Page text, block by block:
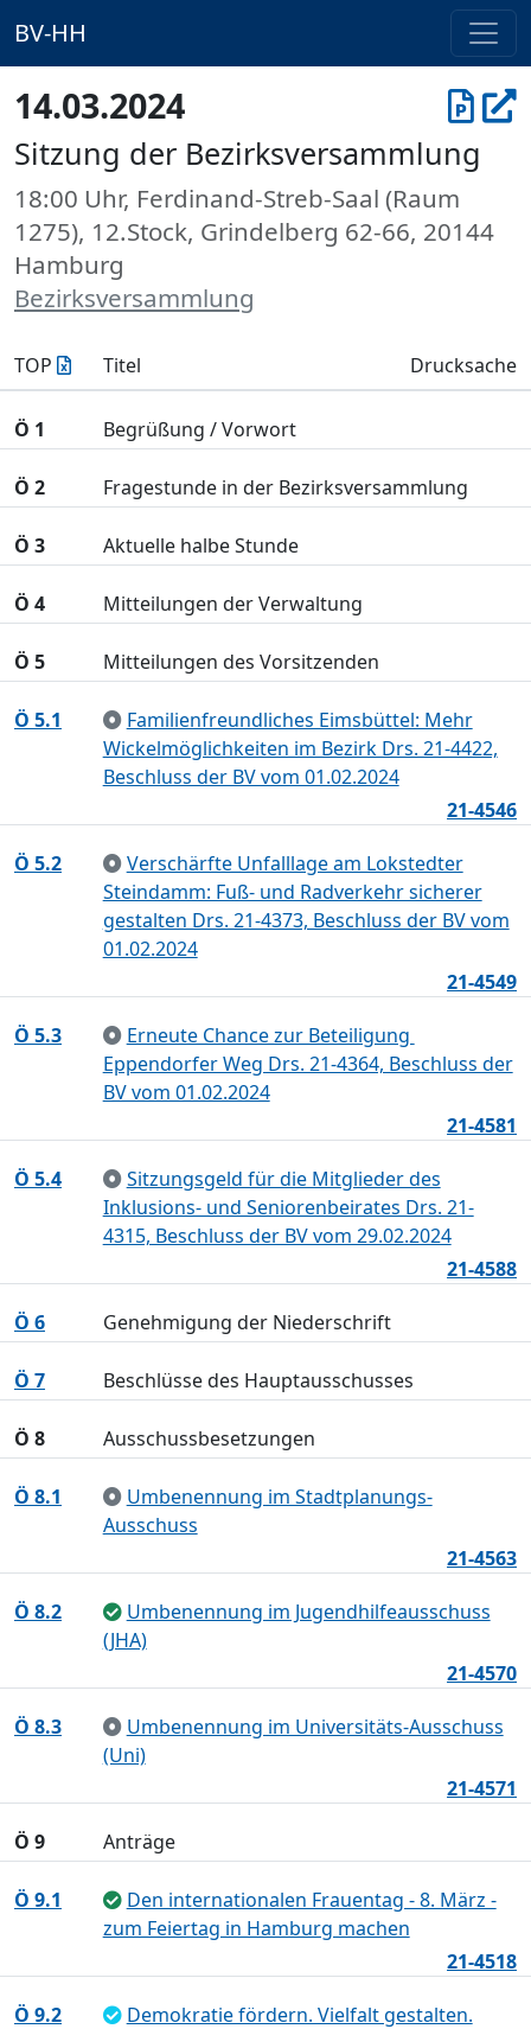
BV-HH
14.03.2024
Sitzung der Bezirksversammlung
18:00 Uhr, Ferdinand-Streb-Saal (Raum
1275), 12.Stock, Grindelberg 62-66, 20144
Hamburg
Bezirksversammlung
TOP Titel Drucksache
Ö 1 Begrüßung / Vorwort
Ö 2 Fragestunde in der Bezirksversammlung
Ö 3 Aktuelle halbe Stunde
Ö 4 Mitteilungen der Verwaltung
Ö 5 Mitteilungen des Vorsitzenden
Ö 5.1
Familienfreundliches Eimsbüttel: Mehr
Wickelmöglichkeiten im Bezirk Drs. 21-4422,
Beschluss der BV vom 01.02.2024
21-4546
Ö 5.2
Verschärfte Unfalllage am Lokstedter
Steindamm: Fuß- und Radverkehr sicherer
gestalten Drs. 21-4373, Beschluss der BV vom
01.02.2024
21-4549
Ö 5.3
Erneute Chance zur Beteiligung 
Eppendorfer Weg Drs. 21-4364, Beschluss der
BV vom 01.02.2024
21-4581
Ö 5.4
Sitzungsgeld für die Mitglieder des
Inklusions- und Seniorenbeirates Drs. 21-
4315, Beschluss der BV vom 29.02.2024
21-4588
Ö 6 Genehmigung der Niederschrift
Ö 7 Beschlüsse des Hauptausschusses
Ö 8 Ausschussbesetzungen
Ö 8.1
Umbenennung im Stadtplanungs-
Ausschuss
21-4563
Ö 8.2
Umbenennung im Jugendhilfeausschuss
(JHA)
21-4570
Ö 8.3
Umbenennung im Universitäts-Ausschuss
(Uni)
21-4571
Ö 9 Anträge
Ö 9.1
Den internationalen Frauentag - 8. März -
zum Feiertag in Hamburg machen
21-4518
Ö 9.2
Demokratie fördern. Vielfalt gestalten.